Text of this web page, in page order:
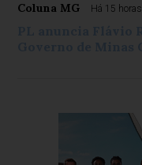
Coluna MG Há 15 horas